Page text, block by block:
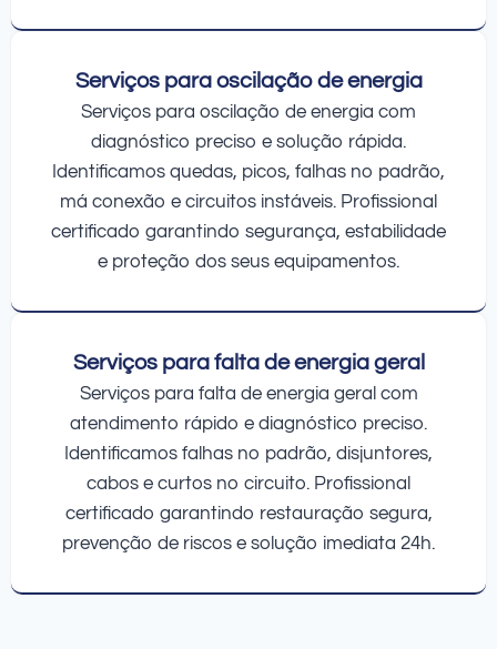
Serviços para oscilação de energia
Serviços para oscilação de energia com
diagnóstico preciso e solução rápida.
Identificamos quedas, picos, falhas no padrão,
má conexão e circuitos instáveis. Profissional
certificado garantindo segurança, estabilidade
e proteção dos seus equipamentos.
Serviços para falta de energia geral
Serviços para falta de energia geral com
atendimento rápido e diagnóstico preciso.
Identificamos falhas no padrão, disjuntores,
cabos e curtos no circuito. Profissional
certificado garantindo restauração segura,
prevenção de riscos e solução imediata 24h.